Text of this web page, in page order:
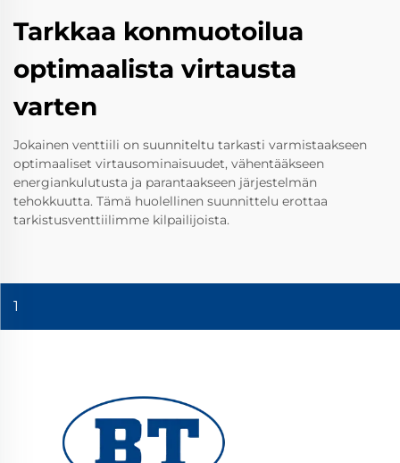
Tarkkaa konmuotoilua
optimaalista virtausta
varten
Jokainen venttiili on suunniteltu tarkasti varmistaakseen
optimaaliset virtausominaisuudet, vähentääkseen
energiankulutusta ja parantaakseen järjestelmän
tehokkuutta. Tämä huolellinen suunnittelu erottaa
tarkistusventtiilimme kilpailijoista.
1